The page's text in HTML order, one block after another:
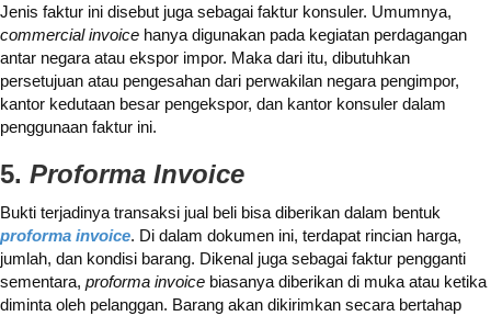
Jenis faktur ini disebut juga sebagai faktur konsuler. Umumnya,
commercial invoice hanya digunakan pada kegiatan perdagangan
antar negara atau ekspor impor. Maka dari itu, dibutuhkan
persetujuan atau pengesahan dari perwakilan negara pengimpor,
kantor kedutaan besar pengekspor, dan kantor konsuler dalam
penggunaan faktur ini.
5. Proforma Invoice
Bukti terjadinya transaksi jual beli bisa diberikan dalam bentuk
proforma invoice. Di dalam dokumen ini, terdapat rincian harga,
jumlah, dan kondisi barang. Dikenal juga sebagai faktur pengganti
sementara, proforma invoice biasanya diberikan di muka atau ketika
diminta oleh pelanggan. Barang akan dikirimkan secara bertahap